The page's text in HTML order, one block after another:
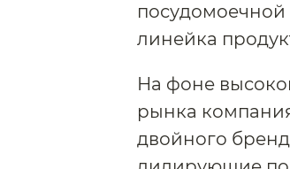
линейка
На фоне
рынка
двойного